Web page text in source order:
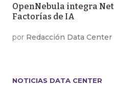
OpenNebula integra
Factorías de IA
por Redacción Data
NOTICIAS DATA CENTER